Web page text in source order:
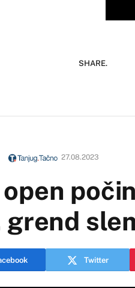
SHARE.
27.08.2023
open
grend
Twitter